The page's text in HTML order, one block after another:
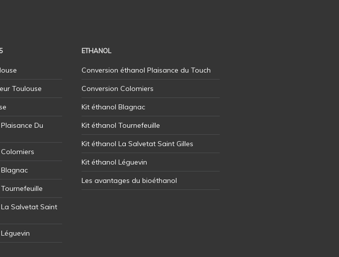
Toulouse
Du
Salvetat Saint
ETHANOL
Conversion éthanol Plaisance du Touch
Conversion Colomiers
Kit éthanol Blagnac
Kit éthanol Tournefeuille
Kit éthanol La Salvetat Saint Gilles
Kit éthanol Léguevin
Les avantages du bioéthanol